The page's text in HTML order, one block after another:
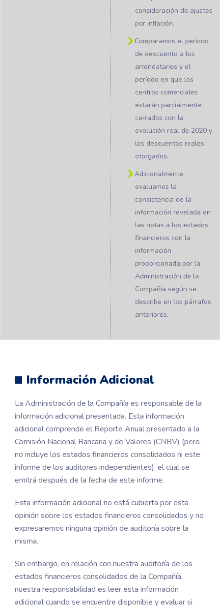
consideración de ajustes
por inﬂación.
Comparamos el período
de descuento a los
arrendatarios y el
período en que los
centros comerciales
estarán parcialmente
cerrados con la
evolución real de 2020 y
los descuentos reales
otorgados.
Adicionalmente,
evaluamos la
consistencia de la
información revelada en
las notas a los estados
financieros con la
información
proporcionada por la
Administración de la
Compañía según se
describe en los párrafos
anteriores.
Información Adicional
La Administración de la Compañía es responsable de la
información adicional presentada. Esta información
adicional comprende el Reporte Anual presentado a la
Comisión Nacional Bancaria y de Valores (CNBV) (pero
no incluye los estados financieros consolidados ni este
informe de los auditores independientes), el cual se
emitrá después de la fecha de este informe.
Esta información adicional no está cubierta por esta
opinión sobre los estados financieros consolidados y no
expresaremos ninguna opinión de auditoría sobre la
misma.
Sin embargo, en relación con nuestra auditoría de los
estados financieros consolidados de la Compañía,
nuestra responsabilidad es leer esta información
adicional cuando se encuentre disponible y evaluar si